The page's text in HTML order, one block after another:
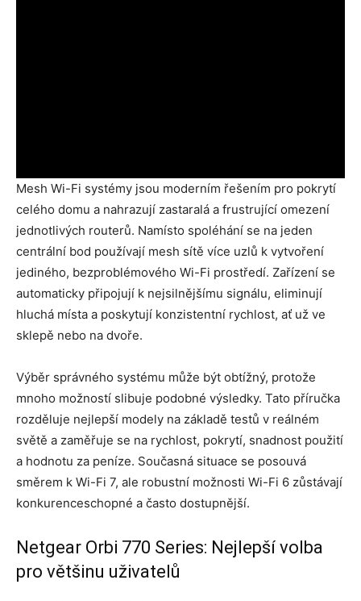
Mesh Wi-Fi systémy jsou moderním řešením pro pokrytí
celého domu a nahrazují zastaralá a frustrující omezení
jednotlivých routerů. Namísto spoléhání se na jeden
centrální bod používají mesh sítě více uzlů k vytvoření
jediného, ​​bezproblémového Wi-Fi prostředí. Zařízení se
automaticky připojují k nejsilnějšímu signálu, eliminují
hluchá místa a poskytují konzistentní rychlost, ať už ve
sklepě nebo na dvoře.
Výběr správného systému může být obtížný, protože
mnoho možností slibuje podobné výsledky. Tato příručka
rozděluje nejlepší modely na základě testů v reálném
světě a zaměřuje se na rychlost, pokrytí, snadnost použití
a hodnotu za peníze. Současná situace se posouvá
směrem k Wi-Fi 7, ale robustní možnosti Wi-Fi 6 zůstávají
konkurenceschopné a často dostupnější.
Netgear Orbi 770 Series: Nejlepší volba
pro většinu uživatelů